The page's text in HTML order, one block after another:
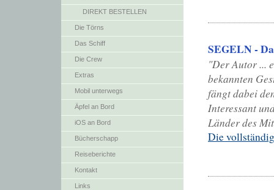
DIREKT BESTELLEN
Die Törns
Das Schiff
Die Crew
Extras
Mobil unterwegs
Äpfel an Bord
iOS an Bord
Bücherschapp
Reiseberichte
Kontakt
Links
SEGELN -
"Der Autor ...
bekannten
fängt dabei
Interessant
Länder des
Die